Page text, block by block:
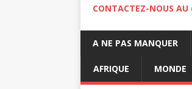
CONTACTEZ-NOUS
A NE PAS MANQUER
AFRIQUE MONDE